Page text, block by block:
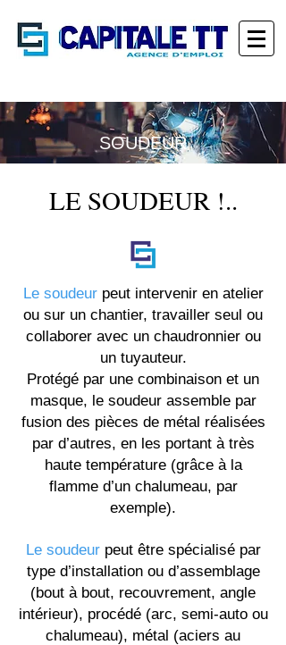
SOUDEUR
LE SOUDEUR !..
Le soudeurpeut intervenir en atelier
ou sur un chantier, travailler seul ou
collaborer avec un chaudronnier ou
un tuyauteur.
Protégé par une combinaison et un
masque, le soudeur assemble par
fusion des pièces de métal réalisées
par d’autres, en les portant à très
haute température (grâce à la
flamme d’un chalumeau, par
exemple).
Le soudeur peut être spécialisé par
type d’installation ou d’assemblage
(bout à bout, recouvrement, angle
intérieur), procédé (arc, semi-auto ou
chalumeau), métal (aciers au